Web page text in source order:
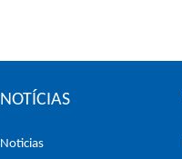
NOTÍCIAS
Noticias